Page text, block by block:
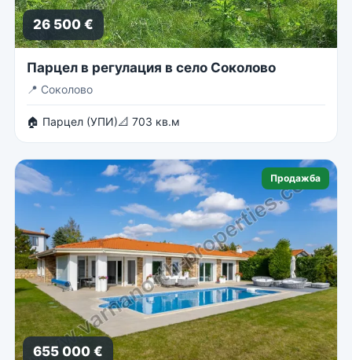
26 500 €
Парцел в регулация в село Соколово
📍 Соколово
🏠 Парцел (УПИ)📐 703 кв.м
Продажба
655 000 €